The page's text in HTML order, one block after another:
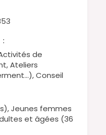
de
Ateliers
Conseil
Jeunes femmes
et âgées (36